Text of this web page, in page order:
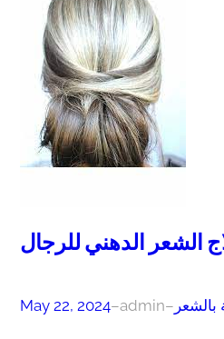
الشعر الدهني للرجال
May 22, 2024–admin– بالشعر